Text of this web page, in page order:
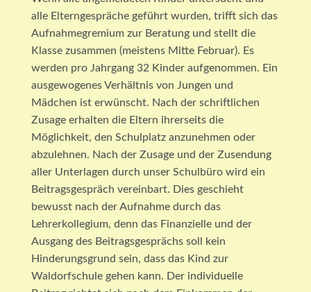
alle Elterngespräche geführt wurden, trifft sich das
Aufnahmegremium zur Beratung und stellt die
Klasse zusammen (meistens Mitte Februar). Es
werden pro Jahrgang 32 Kinder aufgenommen. Ein
ausgewogenes Verhältnis von Jungen und
Mädchen ist erwünscht. Nach der schriftlichen
Zusage erhalten die Eltern ihrerseits die
Möglichkeit, den Schulplatz anzunehmen oder
abzulehnen. Nach der Zusage und der Zusendung
aller Unterlagen durch unser Schulbüro wird ein
Beitragsgespräch vereinbart. Dies geschieht
bewusst nach der Aufnahme durch das
Lehrerkollegium, denn das Finanzielle und der
Ausgang des Beitragsgesprächs soll kein
Hinderungsgrund sein, dass das Kind zur
Waldorfschule gehen kann. Der individuelle